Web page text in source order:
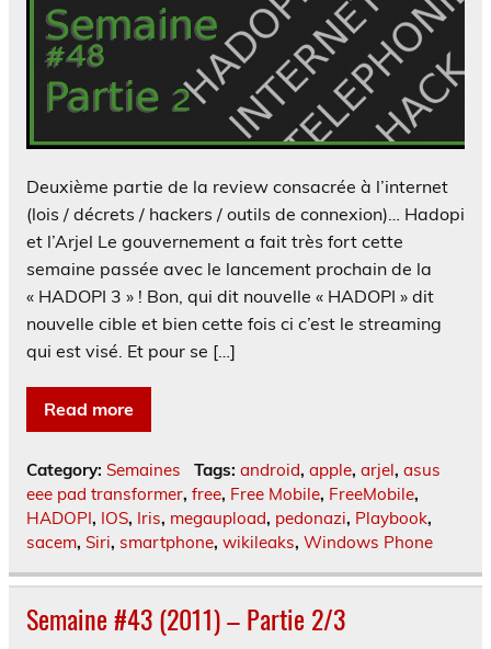
Deuxième partie de la review consacrée à l’internet
(lois / décrets / hackers / outils de connexion)… Hadopi
et l’Arjel Le gouvernement a fait très fort cette
semaine passée avec le lancement prochain de la
« HADOPI 3 » ! Bon, qui dit nouvelle « HADOPI » dit
nouvelle cible et bien cette fois ci c’est le streaming
qui est visé. Et pour se […]
Read more
Category: Semaines Tags: android, apple, arjel, asus
eee pad transformer, free, Free Mobile, FreeMobile,
HADOPI, IOS, Iris, megaupload, pedonazi, Playbook,
sacem, Siri, smartphone, wikileaks, Windows Phone
Semaine #43 (2011) – Partie 2/3